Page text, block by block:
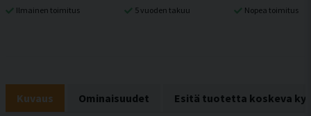
Ilmainen toimitus 5 vuoden takuu Nopea toimitus
Kuvaus Ominaisuudet Esitä tuotetta koskeva